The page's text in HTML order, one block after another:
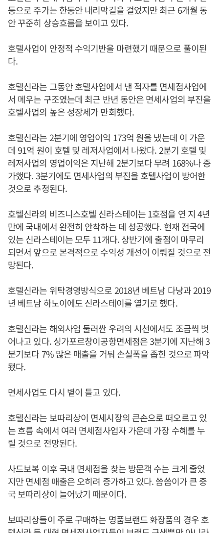
등으로 주가는 한동안 내리막길을 걸었지만 최근 6개월 동
안 꾸준히 상승흐름을 보이고 있다.
호텔사업이 안정적 수익기반을 마련했기 때문으로 풀이된
다.
호텔신라는 그동안 호텔사업에서 낸 적자를 면세점사업에
서 메우는 구조였는데 최근 반년 동안은 면세사업의 부진을
호텔사업의 높은 성장세가 만회했다.
호텔신라는 2분기에 영업이익 173억 원을 냈는데 이 가운
데 91억 원이 호텔 및 레저사업에서 나왔다. 2분기 호텔 및
레저사업의 영업이익은 지난해 2분기보다 무려 168%나 증
가했다. 3분기에도 면세사업의 부진을 호텔사업이 방어한
것으로 추정된다.
호텔신라의 비즈니스호텔 신라스테이는 1호점을 연 지 4년
만에 국내에서 완전히 안착하는 데 성공했다. 현재 전국에
있는 신라스테이는 모두 11개다. 상반기에 출점이 마무리
되면서 앞으로 본격적으로 수익성 개선이 이뤄질 것으로 전
망된다.
호텔신라는 위탁경영방식으로 2018년 베트남 다낭과 2019
년 베트남 하노이에도 신라스테이를 열기로 했다.
호텔신라는 해외사업 둘러싼 우려의 시선에서도 조금씩 벗
어나고 있다. 싱가포르창이공항면세점은 3분기에 지난해 3
분기보다 7% 많은 매출을 거둬 손실폭을 좁힌 것으로 파악
됐다.
면세사업도 다시 볕이 들고 있다.
호텔신라는 보따리상이 면세시장의 큰손으로 떠오르고 있
는 흐름 속에서 여러 면세점사업자 가운데 가장 수혜를 누
릴 것으로 전망된다.
사드보복 이후 국내 면세점을 찾는 방문객 수는 크게 줄었
지만 면세점 매출은 오히려 증가하고 있다. 씀씀이가 큰 중
국 보따리상이 늘어났기 때문이다.
보따리상들이 주로 구매하는 명품브랜드 화장품의 경우 호